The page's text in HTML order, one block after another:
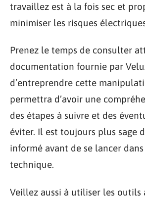
travaillez est à la fois sec et
minimiser les risques
Prenez le temps de consulter
documentation fournie par
d’entreprendre cette
permettra d’avoir une
des étapes à suivre et des
éviter. Il est toujours plus sage
informé avant de se lancer
technique.
Veillez aussi à utiliser les outils